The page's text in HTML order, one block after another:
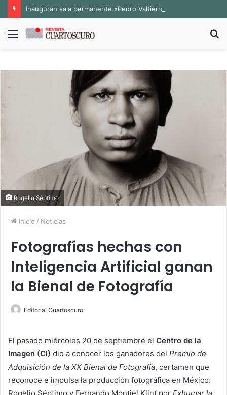
Menú
Rogelio Séptimo
Inicio / Noticias
Fotografías hechas con
Inteligencia Artificial ganan
la Bienal de Fotografía
Editorial Cuartoscuro
El pasado miércoles 20 de septiembre el Centro de la
Imagen (CI) dio a conocer los ganadores del Premio de
Adquisición de la XX Bienal de Fotografía, certamen que
reconoce e impulsa la producción fotográfica en México.